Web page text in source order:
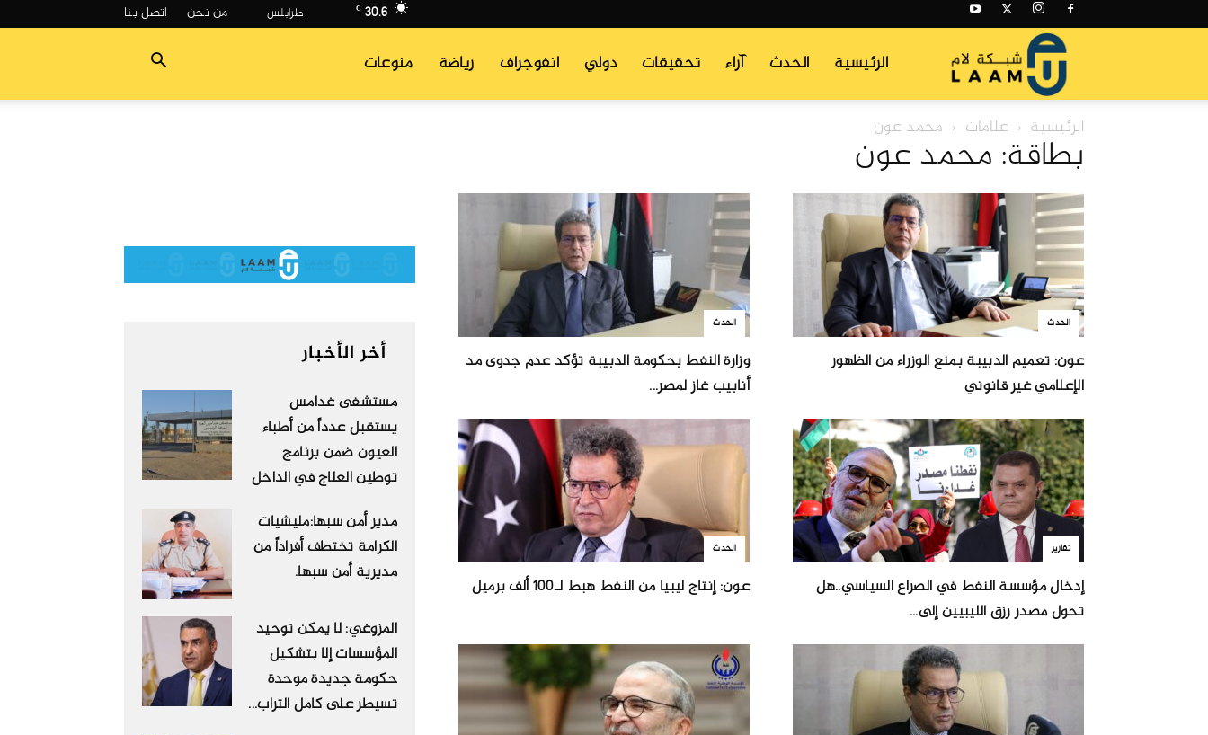
30.6
C من نحن اتصل بنا
شبكة
لام
الرئيسية الحدث آراء تحقيقات دولي انفوجراف رياضة منوعات
الرئيسية علامات محمد عون
بطاقة: محمد عون
الحدث
وزارة النفط بحكومة الدبيبة تؤكد عدم جدوى مد
أنابيب غاز لمصر...
الحدث
عون: تعميم الدبيبة بمنع الوزراء من الظهور
الإعلامي غير قانوني
الحدث
عون: إنتاج ليبيا من النفط هبط لـ100 ألف برميل
تقارير
إدخال مؤسسة النفط في الصراع السياسي..هل
تحول مصدر رزق الليبيين إلى...
أخر الأخبار
مستشفى غدامس
يستقبل عدداً من أطباء
العيون ضمن برنامج
توطين العلاج في الداخل
مدير أمن سبها:مليشيات
الكرامة تختطف أفراداً من
مديرية أمن سبها.
المزوغي: لا يمكن توحيد
المؤسسات إلا بتشكيل
حكومة جديدة موحدة
تسيطر على كامل التراب...